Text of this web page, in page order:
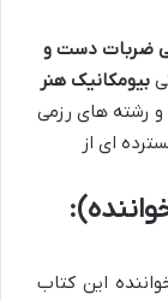
ضربات دست و
بیومکانیک هنر
رشته های رزمی
ای از
این کتاب